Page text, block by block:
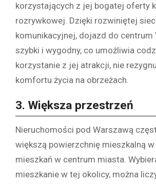
korzystających z jej bogatej oferty
rozrywkowej. Dzięki rozwiniętej
komunikacyjnej, dojazd do centrum
szybki i wygodny, co umożliwia
korzystanie z jej atrakcji, nie
komfortu życia na obrzeżach.
3. Większa przestrzeń
Nieruchomości pod Warszawą
większą powierzchnię mieszkalną
mieszkań w centrum miasta.
mieszkanie w tej okolicy, można